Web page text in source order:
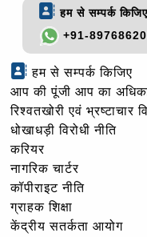
हम से सम्पर्क किजिए
+91-
हम से सम्पर्क किजिए
आप की पूंजी आप का
रिश्वतखोरी एवं भ्रष्टाचार
धोखाधड़ी विरोधी नीति
करियर
नागरिक चार्टर
कॉपीराइट नीति
ग्राहक शिक्षा
केंद्रीय सतर्कता आयोग